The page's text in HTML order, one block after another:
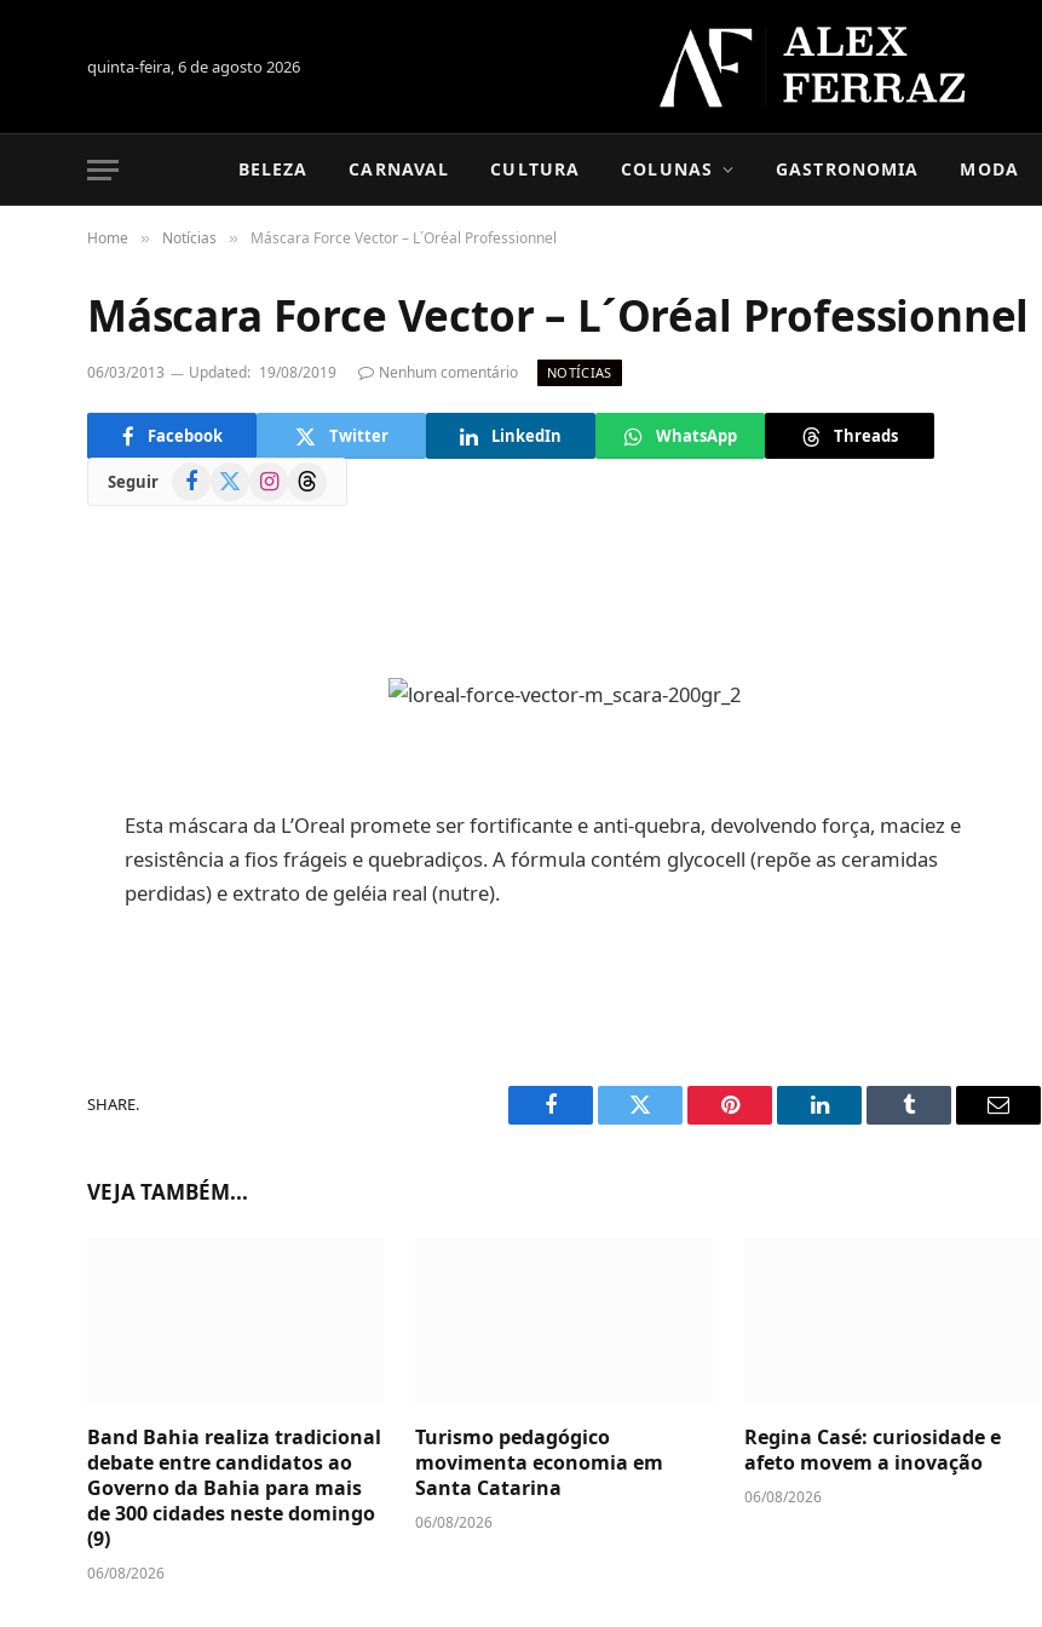
quinta-feira, 6 de agosto 2026
BELEZA CARNAVAL CULTURA COLUNAS GASTRONOMIA MODA
Home » Notícias » Máscara Force Vector – L´Oréal Professionnel
Máscara Force Vector – L´Oréal Professionnel
06/03/2013 Updated: 19/08/2019 Nenhum comentário NOTÍCIAS
Facebook Twitter LinkedIn WhatsApp Threads
Seguir Facebook
(Twitter)
InstagramThreads
Esta máscara da L’Oreal promete ser fortificante e anti-quebra, devolvendo força, maciez e
resistência a fios frágeis e quebradiços. A fórmula contém glycocell (repõe as ceramidas
perdidas) e extrato de geléia real (nutre).
SHARE.
Facebook Twitter Pinterest LinkedIn Tumblr Email
VEJA TAMBÉM...
Band Bahia realiza tradicional
debate entre candidatos ao
Governo da Bahia para mais
de 300 cidades neste domingo
(9)
06/08/2026
Turismo pedagógico
movimenta economia em
Santa Catarina
06/08/2026
Regina Casé: curiosidade e
afeto movem a inovação
06/08/2026